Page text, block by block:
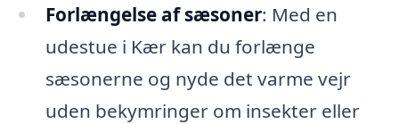
Forlængelse af sæsoner: Med en
udestue i Kær kan du forlænge
sæsonerne og nyde det varme vejr
uden bekymringer om insekter eller